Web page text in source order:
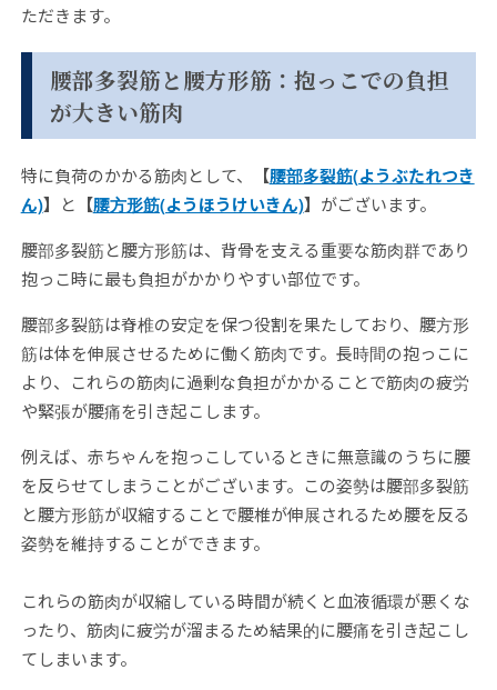
ただきます。
腰部多裂筋と腰方形筋：抱っこでの負担
が大きい筋肉
特に負荷のかかる筋肉として、 【腰部多裂筋(ようぶたれつき
ん)】 と 【腰方形筋(ようほうけいきん)】 がございます。
腰部多裂筋と腰方形筋は、背骨を支える重要な筋肉群であり
抱っこ時に最も負担がかかりやすい部位です。
腰部多裂筋は脊椎の安定を保つ役割を果たしており、腰方形
筋は体を伸展させるために働く筋肉です。長時間の抱っこに
より、これらの筋肉に過剰な負担がかかることで筋肉の疲労
や緊張が腰痛を引き起こします。
例えば、赤ちゃんを抱っこしているときに無意識のうちに腰
を反らせてしまうことがございます。この姿勢は腰部多裂筋
と腰方形筋が収縮することで腰椎が伸展されるため腰を反る
姿勢を維持することができます。
これらの筋肉が収縮している時間が続くと血液循環が悪くな
ったり、筋肉に疲労が溜まるため結果的に腰痛を引き起こし
てしまいます。